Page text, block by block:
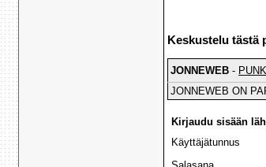
Keskustelu tästä
JONNEWEB -
JONNEWEB ON
Kirjaudu sisään
Käyttäjätunnus